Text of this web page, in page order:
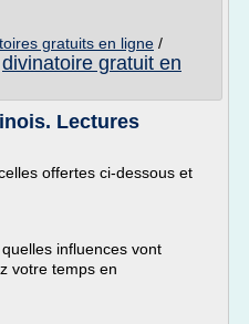
gratuits en ligne /
divinatoire gratuit en
Lectures
offertes ci-dessous et
influences vont
votre temps en